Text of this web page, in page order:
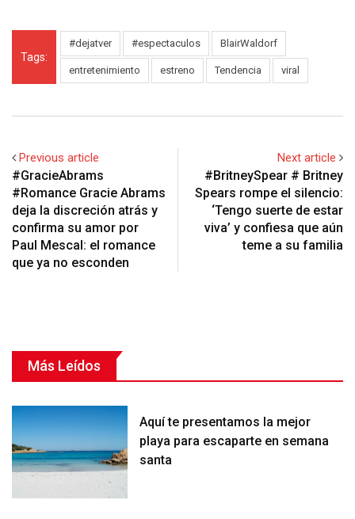
Tags:
#dejatver #espectaculos BlairWaldorf
entretenimiento estreno Tendencia viral
Previous article
#GracieAbrams
#Romance Gracie Abrams
deja la discreción atrás y
confirma su amor por
Paul Mescal: el romance
que ya no esconden
Next article
#BritneySpear # Britney
Spears rompe el silencio:
‘Tengo suerte de estar
viva’ y confiesa que aún
teme a su familia
Más Leídos
Aquí te presentamos la mejor
playa para escaparte en semana
santa